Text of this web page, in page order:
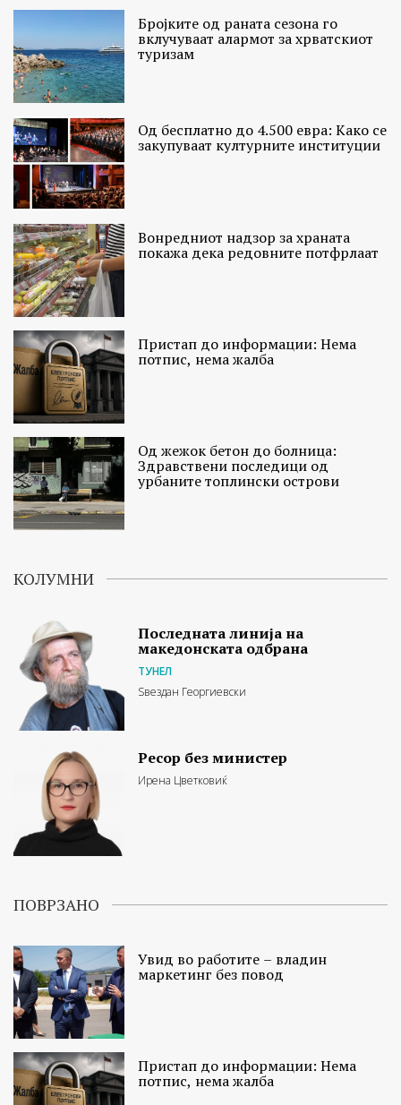
Бројките од раната сезона го
вклучуваат алармот за хрватскиот
туризам
Од бесплатно до 4.500 евра: Како се
закупуваат културните институции
Вонредниот надзор за храната
покажа дека редовните потфрлаат
Пристап до информации: Нема
потпис, нема жалба
Од жежок бетон до болница:
Здравствени последици од
урбаните топлински острови
КОЛУМНИ
Последната линија на
македонската одбрана
ТУНЕЛ
Ѕвездан Георгиевски
Ресор без министер
Ирена Цветковиќ
ПОВРЗАНО
Увид во работите – владин
маркетинг без повод
Пристап до информации: Нема
потпис, нема жалба